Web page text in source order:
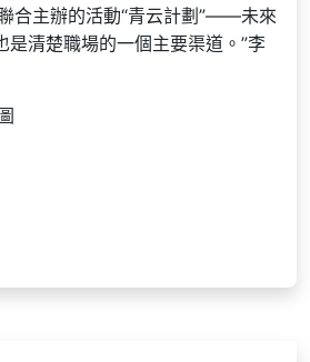
合主辦的活動“青云計劃”——未來
是清楚職場的一個主要渠道。”李